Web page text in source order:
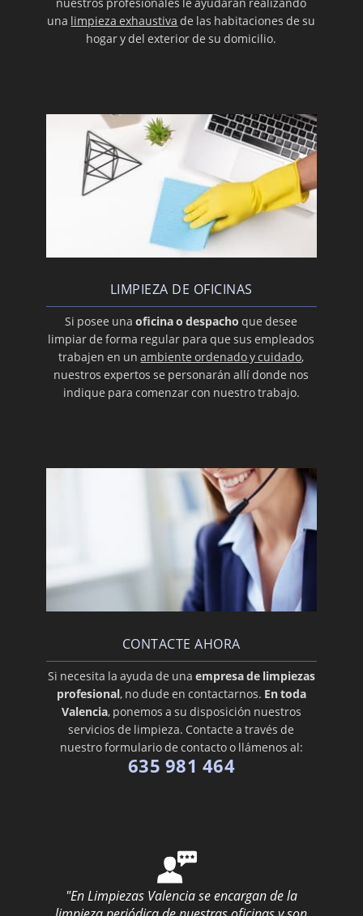
una limpieza exhaustiva de las habitaciones de su
hogar y del exterior de su domicilio.
LIMPIEZA DE OFICINAS
Si posee unaoficina o despacho que desee
limpiar de forma regular para que sus empleados
trabajen en unambiente ordenado y cuidado,
nuestros expertos se personarán allí donde nos
indique para comenzar con nuestro trabajo.
CONTACTE AHORA
Si necesita la ayuda de una empresa de limpiezas
profesional, no dude en contactarnos. En toda
Valencia, ponemos a su disposición nuestros
servicios de limpieza. Contacte a través de
nuestro formulario de contacto o llámenos al:
635 981 464
"En Limpiezas Valencia se encargan de la